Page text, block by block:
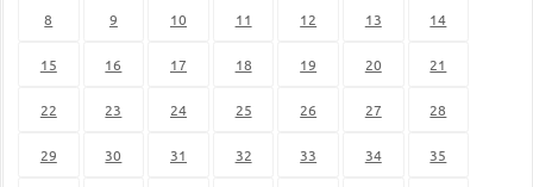
8 9 10 11 12 13 14
15 16 17 18 19 20 21
22 23 24 25 26 27 28
29 30 31 32 33 34 35